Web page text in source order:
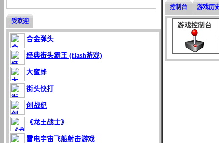
受欢迎
合金弹头
经典街头霸王 (flash游戏)
大蜜蜂
街头快打
创战纪
《龙王战士》
雷电宇宙飞船射击游戏
控制台 游戏历
游戏控制台